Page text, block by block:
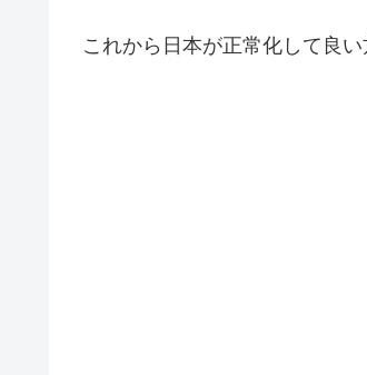
これから日本が正常化して良